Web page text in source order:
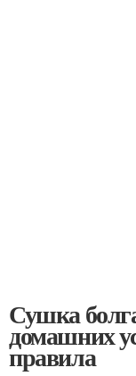
Сушка
домашних
правила